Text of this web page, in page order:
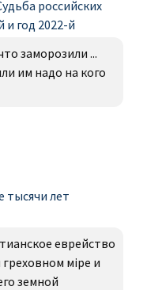
российских
и год 2022-й
заморозили ...
им надо на кого
тысячи лет
еврейство
міре и
земной